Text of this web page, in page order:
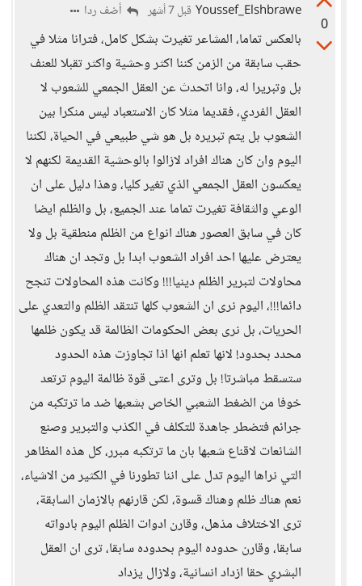
0
Youssef_Elshbrawe قبل 7 أشهر أضف ردا
بالعكس تماما، المشاعر تغيرت بشكل كامل، فترانا مثلا في
حقب سابقة من الزمن كننا اكثر وحشية واكثر تقبلا للعنف
بل وتبريرا له، وانا اتحدث عن العقل الجمعي للشعوب لا
العقل الفردي، فقديما مثلا كان الاستعباد ليس منكرا بين
الشعوب بل يتم تبريره بل هو شي طبيعي في الحياة، لكننا
اليوم وان كان هناك افراد لازالوا بالوحشية القديمة لكنهم لا
يعكسون العقل الجمعي الذي تغير كليا، وهذا دليل على ان
الوعي والثقافة تغيرت تماما عند الجميع، بل والظلم ايضا
كان في سابق العصور هناك انواع من الظلم منطقية بل ولا
يعترض عليها احد افراد الشعوب ابدا بل وتجد ان هناك
محاولات لتبرير الظلم دينيا!!! وكانت هذه المحاولات تنجح
دائما!!!، اليوم نرى ان الشعوب كلها تنتقد الظلم والتعدي على
الحريات، بل نرى بعض الحكومات الظالمة قد يكون ظلمها
محدد بحدود! لانها تعلم انها اذا تجاوزت هذه الحدود
ستسقط مباشرتا! بل وترى اعتى قوة ظالمة اليوم ترتعد
خوفا من الضغط الشعبي الخاص بشعبها ضد ما ترتكبه من
جرائم فتضطر جاهدة للتكلف في الكذب والتبرير وصنع
الشائعات لاقناع شعبها بان ما ترتكبه مبرر، كل هذه المظاهر
التي نراها اليوم تدل على اننا تطورنا في الكثير من الاشياء،
نعم هناك ظلم وهناك قسوة، لكن قارنهم بالازمان السابقة،
ترى الاختلاف مذهل، وقارن ادوات الظلم اليوم بادواته
سابقا، وقارن حدوده اليوم بحدوده سابقا، ترى ان العقل
البشري حقا ازداد انسانية، ولازال يزداد